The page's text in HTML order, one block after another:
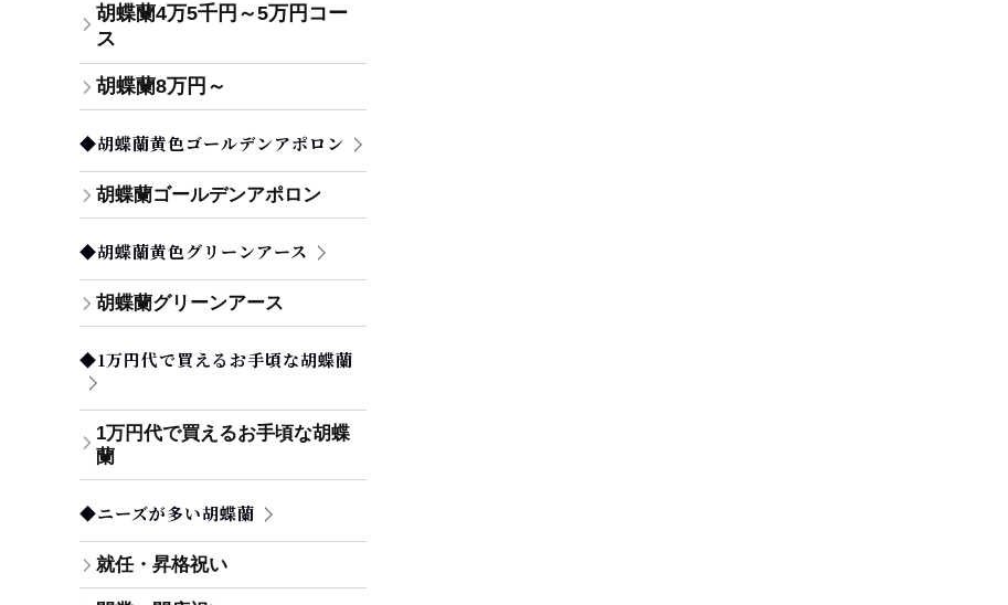
胡蝶蘭4万5千円～5万円コー
ス
胡蝶蘭8万円～
◆胡蝶蘭黄色ゴールデンアポロン
胡蝶蘭ゴールデンアポロン
◆胡蝶蘭黄色グリーンアース
胡蝶蘭グリーンアース
◆1万円代で買えるお手頃な胡蝶蘭
1万円代で買えるお手頃な胡蝶
蘭
◆ニーズが多い胡蝶蘭
就任・昇格祝い